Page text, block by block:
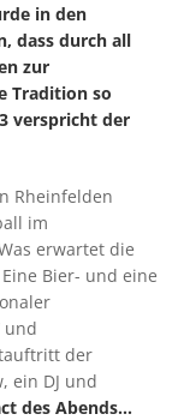
in den
dass durch all
zur
Tradition so
verspricht der
Rheinfelden
im
erwartet die
Bier- und eine
und
der
ein DJ und
des Abends…